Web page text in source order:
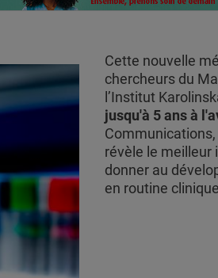
Cette nouvelle
chercheurs du
l’Institut
jusqu'à 5 ans à
révèle le meilleur
donner au
en routine